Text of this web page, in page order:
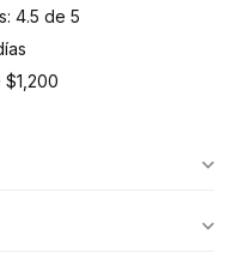
4.5 de 5